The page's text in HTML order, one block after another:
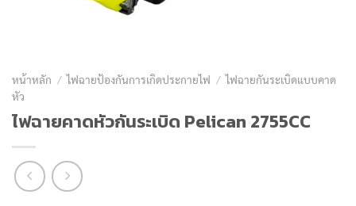
หน้าหลัก / ไฟฉายป้องกันการเกิดประกายไฟ / ไฟฉายกันระเบิดแบบคาด
หัว
ไฟฉายคาดหัวกันระเบิด Pelican 2755CC